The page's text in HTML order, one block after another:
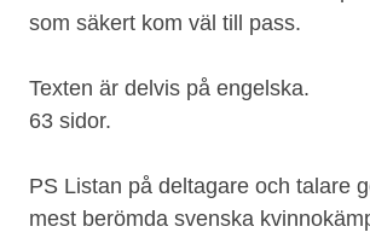
som säkert kom väl till pass.
Texten är delvis på engelska.
63 sidor.
PS Listan på deltagare och talare
mest berömda svenska